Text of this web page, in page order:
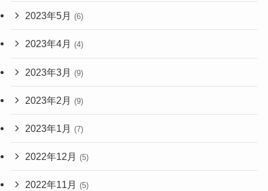
2023年5月 (6)
2023年4月 (4)
2023年3月 (9)
2023年2月 (9)
2023年1月 (7)
2022年12月 (5)
2022年11月 (5)